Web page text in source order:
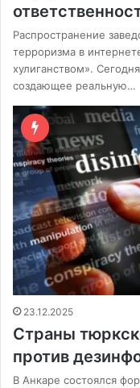
Распространение
терроризма в
хулиганством».
создающее реальную…
23.12.2025
Страны
против
В Анкаре состоялся